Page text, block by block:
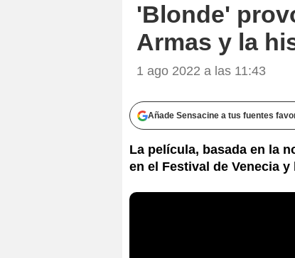
'Blonde'
Armas y la
1 ago 2022 a las 11:43
Añade Sensacine a tus fuentes
La película, basada en la
en el Festival de Venecia